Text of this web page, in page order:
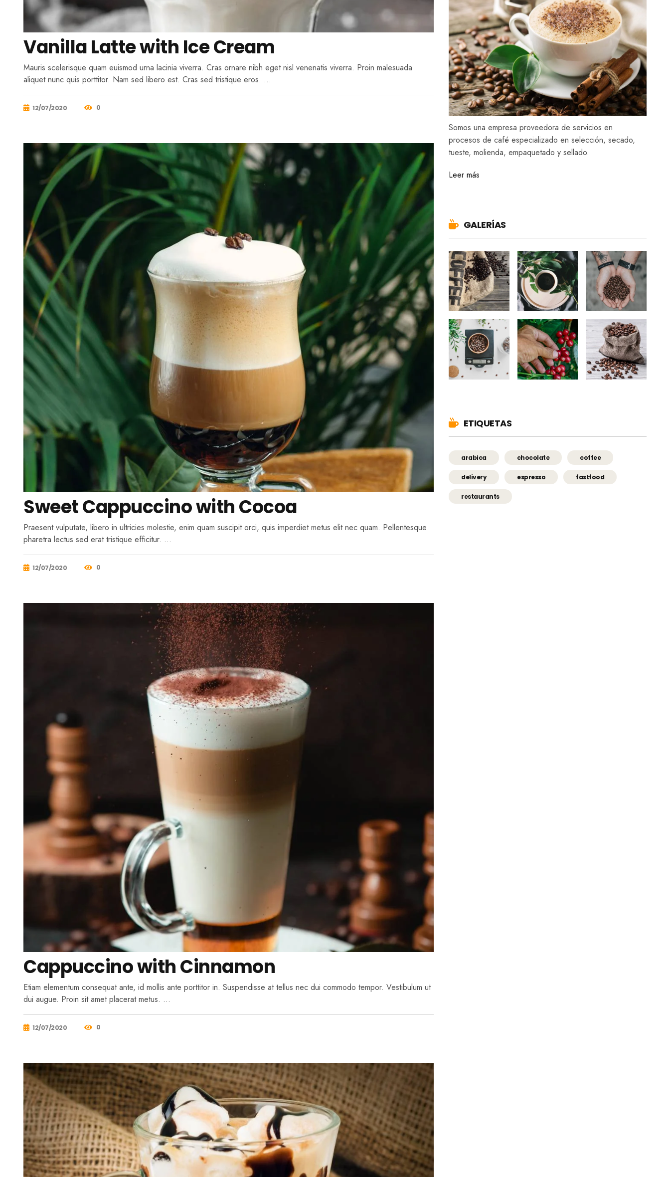
Vanilla Latte with Ice Cream
Mauris scelerisque quam euismod urna lacinia viverra. Cras ornare nibh eget nisl venenatis viverra. Proin malesuada
aliquet nunc quis porttitor. Nam sed libero est. Cras sed tristique eros. …
12/07/2020 0
Sweet Cappuccino with Cocoa
Praesent vulputate, libero in ultricies molestie, enim quam suscipit orci, quis imperdiet metus elit nec quam. Pellentesque
pharetra lectus sed erat tristique efficitur. …
12/07/2020 0
Cappuccino with Cinnamon
Etiam elementum consequat ante, id mollis ante porttitor in. Suspendisse at tellus nec dui commodo tempor. Vestibulum ut
dui augue. Proin sit amet placerat metus. …
12/07/2020 0
Somos una empresa proveedora de servicios en
procesos de café especializado en selección, secado,
tueste, molienda, empaquetado y sellado.
Leer más
GALERÍAS
ETIQUETAS
arabica chocolate coffee
delivery espresso fastfood
restaurants